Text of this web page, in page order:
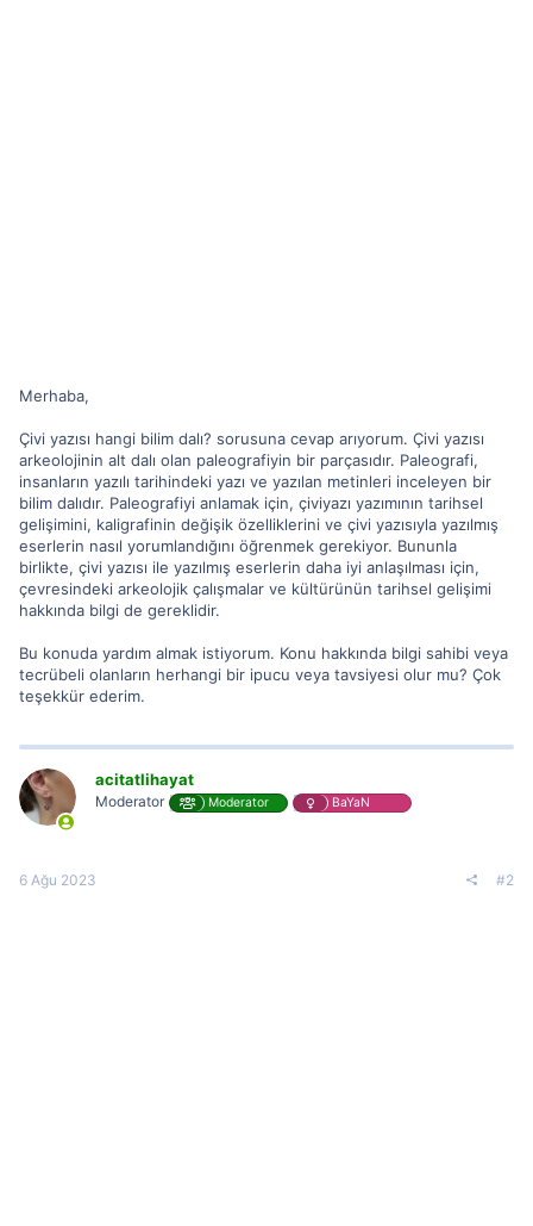
Merhaba,
Çivi yazısı hangi bilim dalı? sorusuna cevap arıyorum. Çivi yazısı
arkeolojinin alt dalı olan paleografiyin bir parçasıdır. Paleografi,
insanların yazılı tarihindeki yazı ve yazılan metinleri inceleyen bir
bilim dalıdır. Paleografiyi anlamak için, çiviyazı yazımının tarihsel
gelişimini, kaligrafinin değişik özelliklerini ve çivi yazısıyla yazılmış
eserlerin nasıl yorumlandığını öğrenmek gerekiyor. Bununla
birlikte, çivi yazısı ile yazılmış eserlerin daha iyi anlaşılması için,
çevresindeki arkeolojik çalışmalar ve kültürünün tarihsel gelişimi
hakkında bilgi de gereklidir.
Bu konuda yardım almak istiyorum. Konu hakkında bilgi sahibi veya
tecrübeli olanların herhangi bir ipucu veya tavsiyesi olur mu? Çok
teşekkür ederim.
acitatlihayat
Moderator Moderator BaYaN
6 Ağu 2023 #2